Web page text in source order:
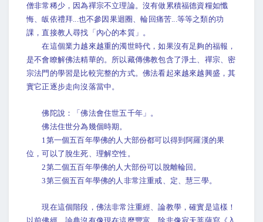
僧非常稀少，因為禪宗不立理論。沒有做累積福德資糧如懺
悔、皈依禮拜...也不參因果迴圈、輪回痛苦...等等之類的功
課，直接教人尋找「內心的本質」。
在這個業力越來越重的濁世時代，如果沒有足夠的福報，
是不會瞭解佛法精華的。所以藏傳佛教包含了淨土、禪宗、密
宗法門的學習是比較完整的方式。佛法看起來越來越興盛，其
實它正逐步走向沒落當中。
佛陀說：「佛法會住世五千年」。
佛法住世分為幾個時期。
1第一個五百年學佛的人大部份都可以得到阿羅漢的果
位，可以了脫生死、理解空性。
2第二個五百年學佛的人大部份可以脫離輪回。
3第三個五百年學佛的人非常注重戒、定、慧三學。
現在這個階段，佛法非常注重經、論教學，確實是這樣！